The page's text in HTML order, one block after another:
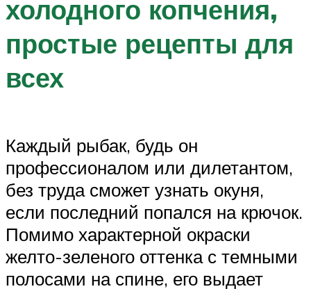
холодного копчения,
простые рецепты для
всех
Каждый рыбак, будь он
профессионалом или дилетантом,
без труда сможет узнать окуня,
если последний попался на крючок.
Помимо характерной окраски
желто-зеленого оттенка с темными
полосами на спине, его выдает